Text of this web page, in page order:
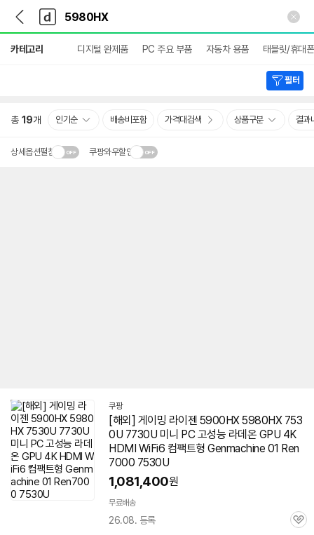
다
나
와
가
기
다
와
메
인
카테고리 디지털 완제품 PC 주요 부품 자동차 용품 태블릿/휴대폰
필터
총 19개 인기순 배송비포함 가격대검색 상품구분 결과
상세옵션펼침 쿠팡와우할인
쿠팡
[해외] 게이밍 라이젠 5900HX5980HX753
0U 7730U 미니 PC 고성능 라데온 GPU 4K
HDMI WiFi6 컴팩트형 Genmachine 01 Ren
7000 7530U
1,081,400원
무료배송
26.08. 등록
관